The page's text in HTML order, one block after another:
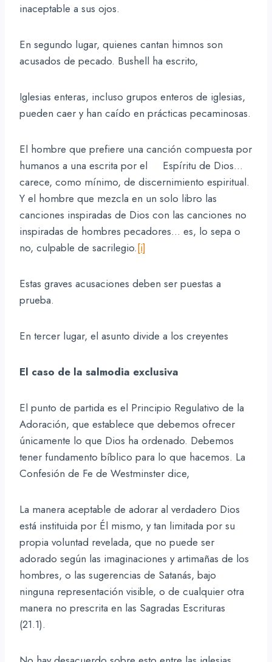
inaceptable a sus ojos.
En segundo lugar, quienes cantan himnos son
acusados de pecado. Bushell ha escrito,
Iglesias enteras, incluso grupos enteros de iglesias,
pueden caer y han caído en prácticas pecaminosas.
El hombre que prefiere una canción compuesta por
humanos a una escrita por el Espíritu de Dios…
carece, como mínimo, de discernimiento espiritual.
Y el hombre que mezcla en un solo libro las
canciones inspiradas de Dios con las canciones no
inspiradas de hombres pecadores… es, lo sepa o
no, culpable de sacrilegio.[i]
Estas graves acusaciones deben ser puestas a
prueba.
En tercer lugar, el asunto divide a los creyentes
El caso de la salmodia exclusiva
El punto de partida es el Principio Regulativo de la
Adoración, que establece que debemos ofrecer
únicamente lo que Dios ha ordenado. Debemos
tener fundamento bíblico para lo que hacemos. La
Confesión de Fe de Westminster dice,
La manera aceptable de adorar al verdadero Dios
está instituida por Él mismo, y tan limitada por su
propia voluntad revelada, que no puede ser
adorado según las imaginaciones y artimañas de los
hombres, o las sugerencias de Satanás, bajo
ninguna representación visible, o de cualquier otra
manera no prescrita en las Sagradas Escrituras
(21.1).